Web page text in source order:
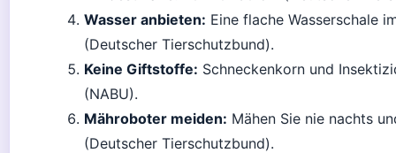
Wasser anbieten: Eine flache Wasserschale
(Deutscher Tierschutzbund).
Keine Giftstoffe: Schneckenkorn und
(NABU).
Mähroboter meiden: Mähen Sie nie nachts
(Deutscher Tierschutzbund).